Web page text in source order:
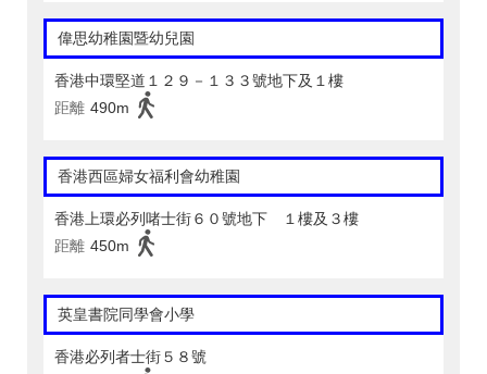
偉思幼稚園暨幼兒園
香港中環堅道１２９－１３３號地下及１樓
距離 490m
香港西區婦女福利會幼稚園
香港上環必列啫士街６０號地下 １樓及３樓
距離 450m
英皇書院同學會小學
香港必列者士街５８號